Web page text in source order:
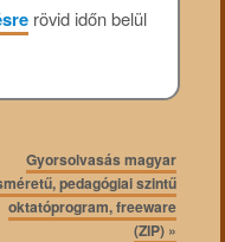
rövid időn belül
Gyorsolvasás magyar
pedagógiai szintű
oktatóprogram, freeware
(ZIP) »